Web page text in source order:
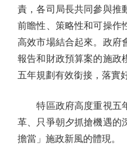
責，各司局長共同參與推
前瞻性、策略性和可操作
高效市場結合起來。政府
報告和財政預算案的施政
五年規劃有效銜接，落實
特區政府高度重視五
革、只爭朝夕抓搶機遇的
擔當」施政新風的體現。